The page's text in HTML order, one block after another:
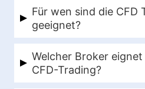
Die Handelssignale
Kagels ausgesucht.
Für wen sind die CFD
geeignet?
Mit unseren CFD
uns an alle ernsthaften
Welcher Broker
CFD-Trading?